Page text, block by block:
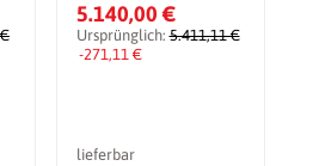
5.140,00 €
Ursprünglich:5.411,11 €
-271,11 €
lieferbar